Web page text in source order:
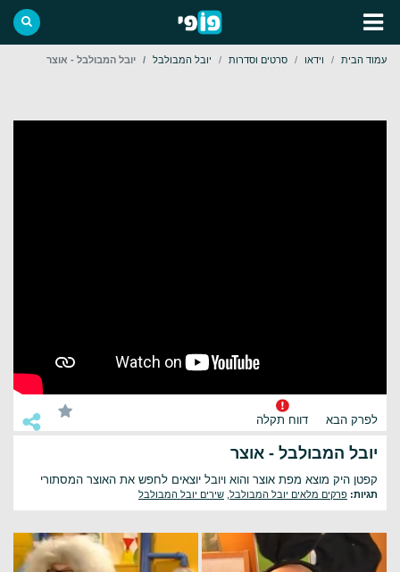
עמוד הבית וידאו סרטים וסדרות יובל המבולבל יובל המבולבל - אוצר
לפרק הבא דווח תקלה
יובל המבולבל - אוצר
קפטן היק מוצא מפת אוצר והוא ויובל יוצאים לחפש את האוצר המסתורי
תגיות: פרקים מלאים יובל המבולבל שירים יובל המבולבל